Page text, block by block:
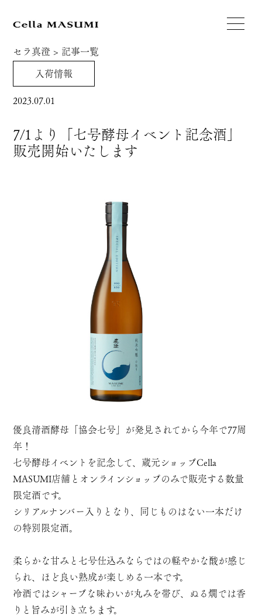
セラ真澄 > 記事一覧
入荷情報
2023.07.01
7/1より「七号酵母イベント記念酒」
販売開始いたします
優良清酒酵母「協会七号」が発見されてから今年で77周
年！
七号酵母イベントを記念して、蔵元ショップCella
MASUMI店舗とオンラインショップのみで販売する数量
限定酒です。
シリアルナンバー入りとなり、同じものはない一本だけ
の特別限定酒。
柔らかな甘みと七号仕込みならではの軽やかな酸が感じ
られ、ほど良い熟成が楽しめる一本です。
冷酒ではシャープな味わいが丸みを帯び、ぬる燗では香
りと旨みが引き立ちます。